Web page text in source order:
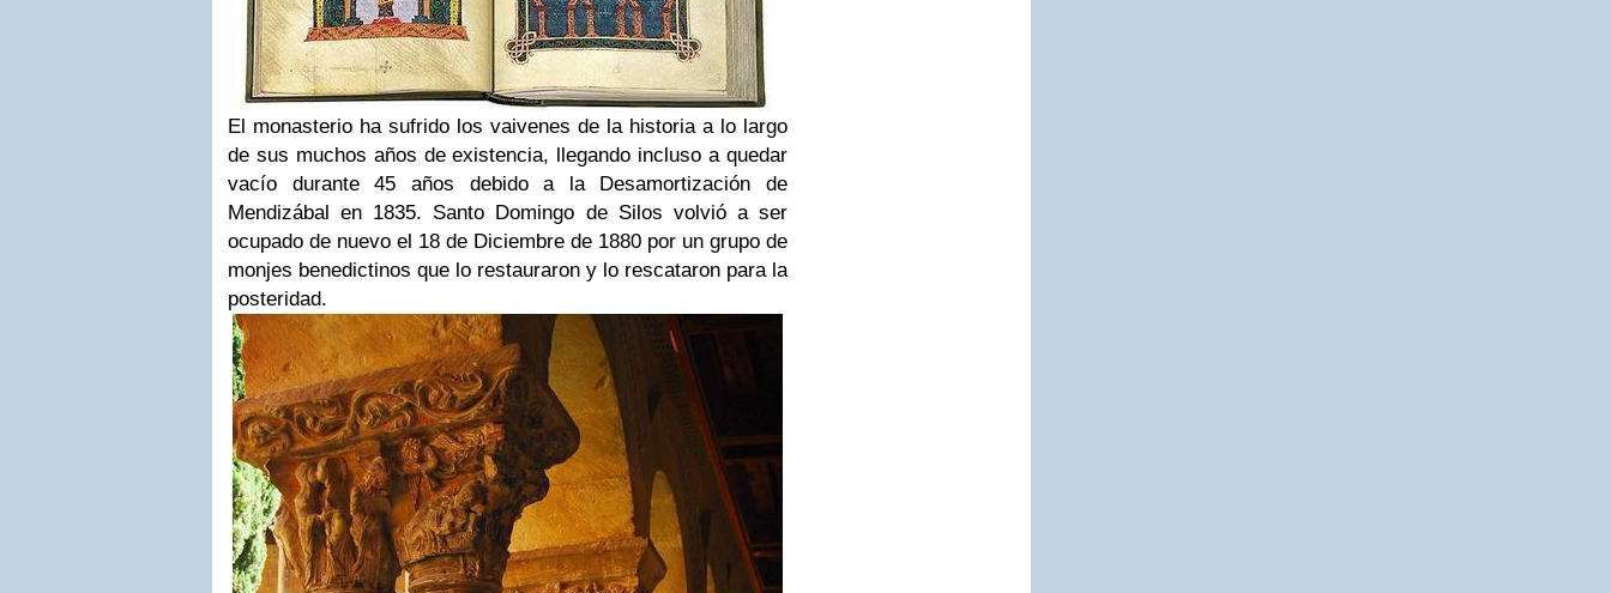
El monasterio ha sufrido los vaivenes de la historia a lo largo
de sus muchos años de existencia, llegando incluso a quedar
vacío durante 45 años debido a la Desamortización de
Mendizábal en 1835. Santo Domingo de Silos volvió a ser
ocupado de nuevo el 18 de Diciembre de 1880 por un grupo de
monjes benedictinos que lo restauraron y lo rescataron para la
posteridad.